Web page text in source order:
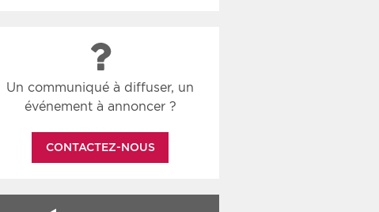
Un communiqué à diffuser, un
événement à annoncer ?
CONTACTEZ-NOUS